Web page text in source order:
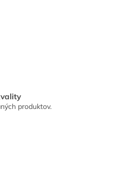
produktov.